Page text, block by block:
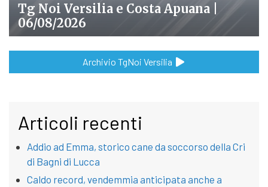
Tg Noi Versilia e Costa Apuana |
06/08/2026
Archivio TgNoi Versilia
Articoli recenti
Addio ad Emma, storico cane da soccorso della Cri
di Bagni di Lucca
Caldo record, vendemmia anticipata anche a